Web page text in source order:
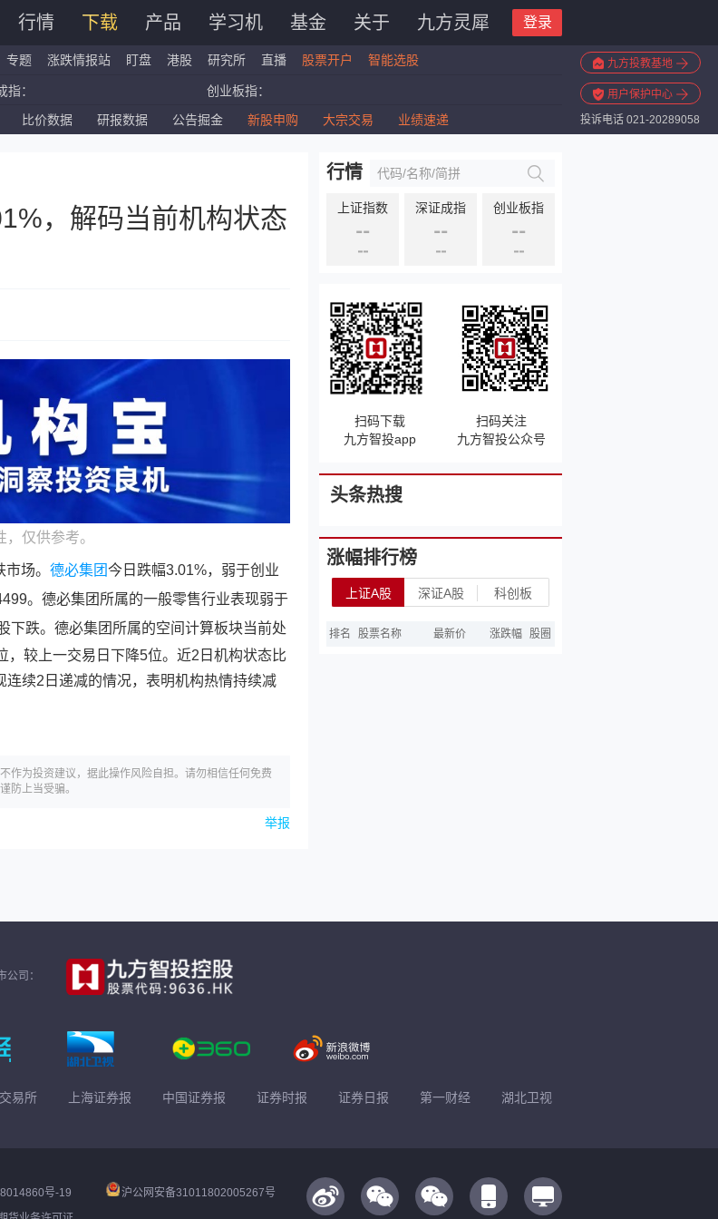
行情 下载 产品 学习机 基金 关于 九方灵犀 登录
专题 涨跌情报站 盯盘 港股 研究所 直播 股票开户 智能选股 九方投教基地
用户保护中心
投诉电话 021-20289058
指： 创业板指：
数： 红筹指数：
比价数据 研报数据 公告掘金 新股申购 大宗交易 业绩速递
，解码当前机构状态
仅供参考。
场。 德必集团今日跌幅3.01%，弱于创业
。 德必集团 所属的一般零售行业表现弱于
下跌。 德必集团 所属的空间计算板块当前处
较上一交易日下降5位。近2日机构状态比
续2日递减的情况，表明机构热情持续减
作为投资建议，据此操作风险自担。请勿相信任何免费
防上当受骗。
举报
行情
上证指数
--
--
深证成指
--
--
创业板指
--
--
扫码下载
九方智投app
扫码关注
九方智投公众号
头条热搜
涨幅排行榜
上证A股 深证A股 科创板
排名 股票名称 最新价 涨跌幅 股圈
公司：
易所 上海证券报 中国证券报 证券时报 证券日报 第一财经 湖北卫视
号-19
沪公网安备31011802005267号